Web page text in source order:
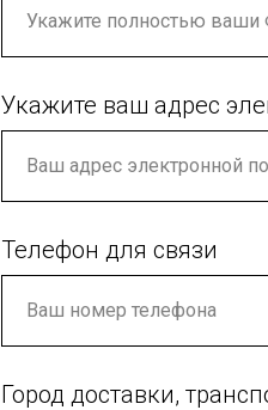
Укажите ваш адрес
Телефон для связи
Город доставки,